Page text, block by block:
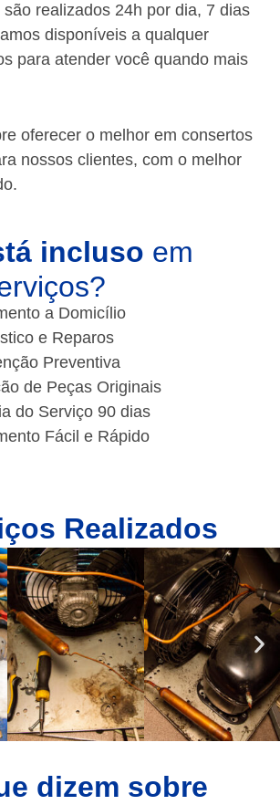
realizados 24h por dia, 7 dias
disponíveis a qualquer
para atender você quando mais
oferecer o melhor em consertos
nossos clientes, com o melhor
incluso em
a Domicílio
e Reparos
Preventiva
de Peças Originais
do Serviço 90 dias
Fácil e Rápido
Realizados
dizem sobre